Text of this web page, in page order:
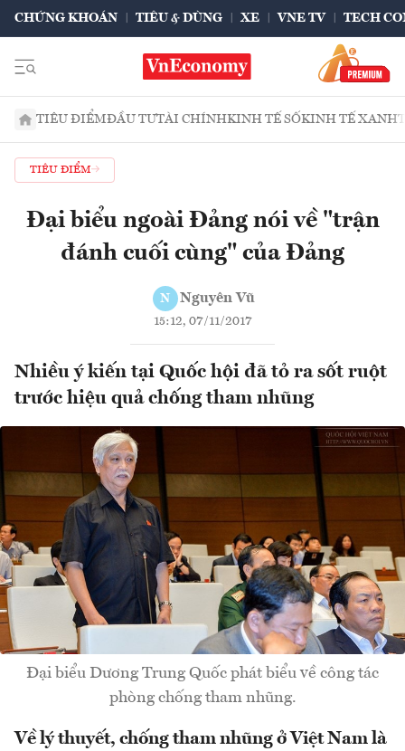
CHỨNG KHOÁN TIÊU & DÙNG XE VNE TV TECH
TIÊU ĐIỂMĐẦU TƯTÀI CHÍNHKINH TẾ SỐKINH TẾ XANH
TIÊU ĐIỂM
Đại biểu ngoài Đảng nói về "trận
đánh cuối cùng" của Đảng
N Nguyên Vũ
15:12, 07/11/2017
Nhiều ý kiến tại Quốc hội đã tỏ ra sốt ruột
trước hiệu quả chống tham nhũng
Đại biểu Dương Trung Quốc phát biểu về công tác
phòng chống tham nhũng.
Về lý thuyết, chống tham nhũng ở Việt Nam là